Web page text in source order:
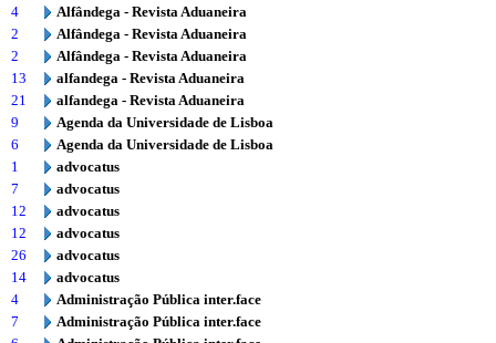
4
Alfândega - Revista Aduaneira
2
Alfândega - Revista Aduaneira
2
Alfândega - Revista Aduaneira
13
alfandega - Revista Aduaneira
21
alfandega - Revista Aduaneira
9
Agenda da Universidade de Lisboa
6
Agenda da Universidade de Lisboa
1
advocatus
7
advocatus
12
advocatus
12
advocatus
26
advocatus
14
advocatus
4
Administração Pública inter.face
7
Administração Pública inter.face